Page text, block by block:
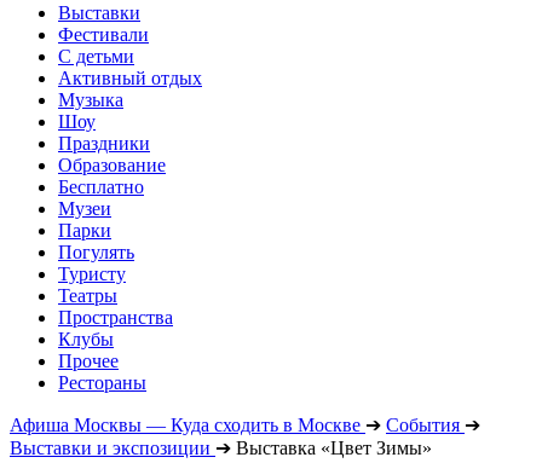
Выставки
Фестивали
С детьми
Активный отдых
Музыка
Шоу
Праздники
Образование
Бесплатно
Музеи
Парки
Погулять
Туристу
Театры
Пространства
Клубы
Прочее
Рестораны
Афиша Москвы — Куда сходить в Москве ➔ События ➔
Выставки и экспозиции ➔ Выставка «Цвет Зимы»